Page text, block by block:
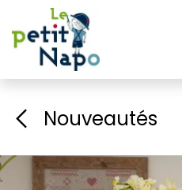
Se rendre au contenu
Nouveautés